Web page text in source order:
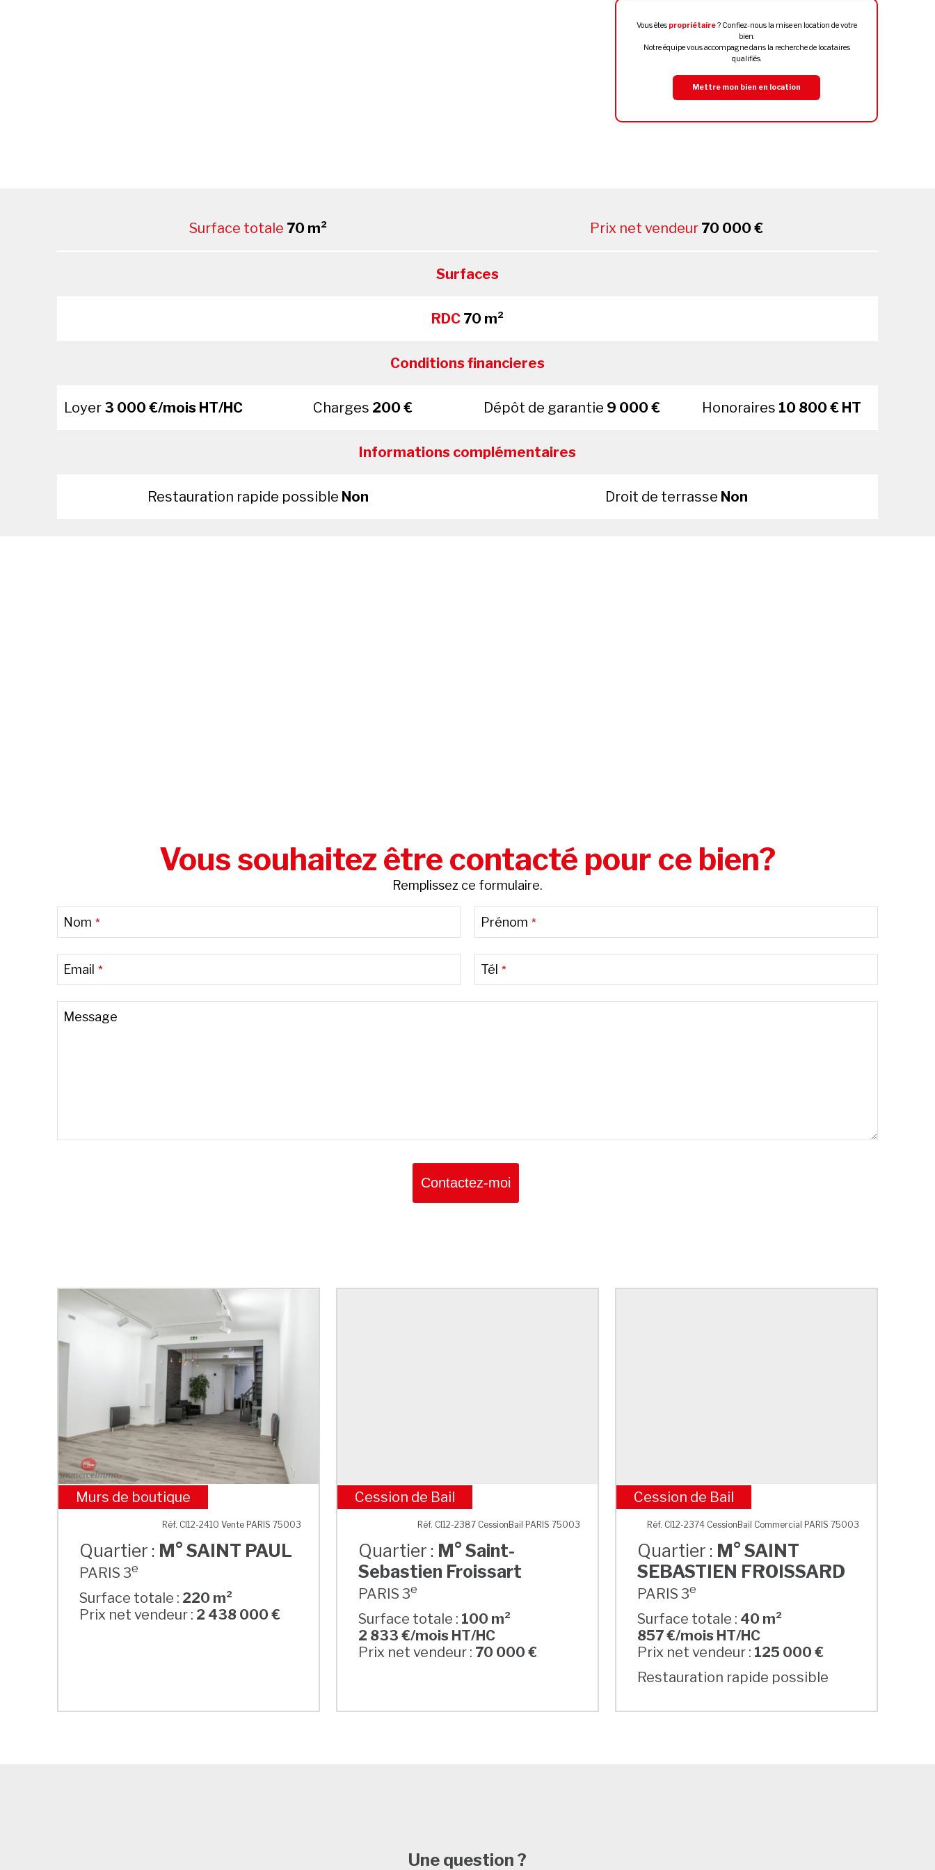
Vous êtes propriétaire? Confiez-nous la mise en location de votre
bien.
Notre équipe vous accompagne dans la recherche de locataires
qualifiés.
Mettre mon bien en location
Surface totale 70 m² Prix net vendeur 70 000 €
Surfaces
RDC 70 m²
Conditions financieres
Loyer 3 000 €/mois HT/HC Charges 200 € Dépôt de garantie 9 000 € Honoraires 10 800 € HT
Informations complémentaires
Restauration rapide possible Non Droit de terrasse Non
Vous souhaitez être contacté pour ce bien?
Remplissez ce formulaire.
Nom * Prénom *
Email * Tél *
Number *
Message
Contactez-moi
M° SAINT PAUL
Murs de boutique
Réf. CI12-2410 Vente PARIS 75003
Quartier : M° SAINT PAUL
PARIS 3e
Surface totale : 220 m²
Prix net vendeur : 2 438 000 €
M° Saint-Sebastien Froissart
Cession de Bail
Réf. CI12-2387 CessionBail PARIS 75003
Quartier : M° Saint-
Sebastien Froissart
PARIS 3e
Surface totale : 100 m²
2 833 €/mois HT/HC
Prix net vendeur : 70 000 €
M° SAINT SEBASTIEN FROISSARD
Cession de Bail
Réf. CI12-2374 CessionBail Commercial PARIS 75003
Quartier : M° SAINT
SEBASTIEN FROISSARD
PARIS 3e
Surface totale : 40 m²
857 €/mois HT/HC
Prix net vendeur : 125 000 €
Restauration rapide possible
Une question ?